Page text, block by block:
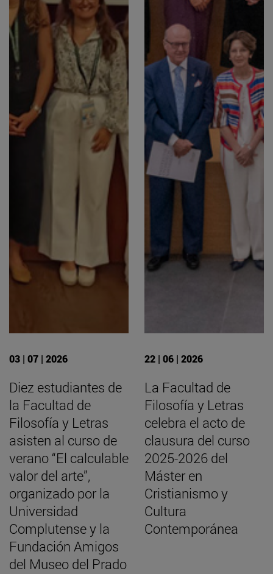
03 | 07 | 2026
Diez estudiantes de
la Facultad de
Filosofía y Letras
asisten al curso de
verano “El calculable
valor del arte”,
organizado por la
Universidad
Complutense y la
Fundación Amigos
del Museo del Prado
22 | 06 | 2026
La Facultad de
Filosofía y Letras
celebra el acto de
clausura del curso
2025-2026 del
Máster en
Cristianismo y
Cultura
Contemporánea